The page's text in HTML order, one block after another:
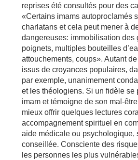
reprises été consultés pour des
«Certains imams autoproclamés
charlatans et cela peut mener à
dangereuses: immobilisation des
poignets, multiples bouteilles
attouchements, coups». Autant
issus de croyances populaires,
par exemple, unanimement
et les théologiens. Si un fidèle se
imam et témoigne de son mal-
mieux offrir quelques lectures
accompagnement spirituel en
aide médicale ou psychologique,
conseillée. Consciente des
les personnes les plus